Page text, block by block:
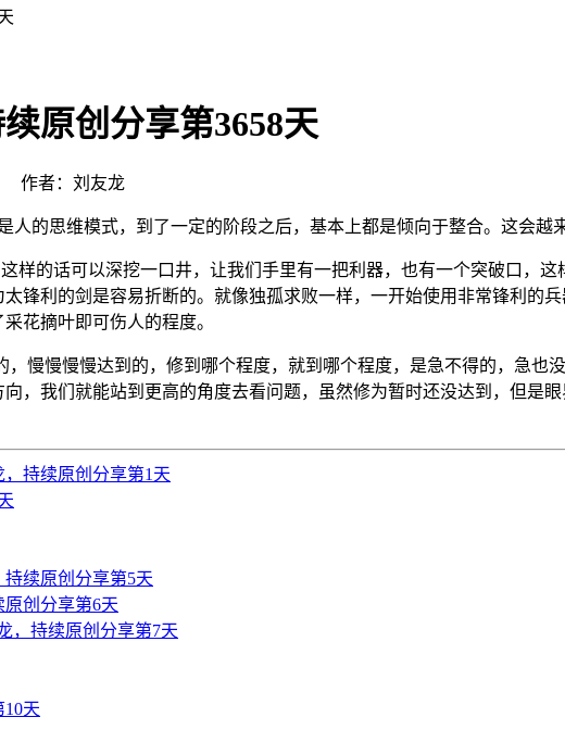
原创分享第3658天
作者：刘友龙
人的思维模式，到了一定的阶段之后，基本上都是倾向于整合。这会越
的话可以深挖一口井，让我们手里有一把利器，也有一个突破口，
锋利的剑是容易折断的。就像独孤求败一样，一开始使用非常锋利的
花摘叶即可伤人的程度。
慢慢慢达到的，修到哪个程度，就到哪个程度，是急不得的，急也
，我们就能站到更高的角度去看问题，虽然修为暂时还没达到，但是眼
持续原创分享第1天
持续原创分享第5天
原创分享第6天
，持续原创分享第7天
天